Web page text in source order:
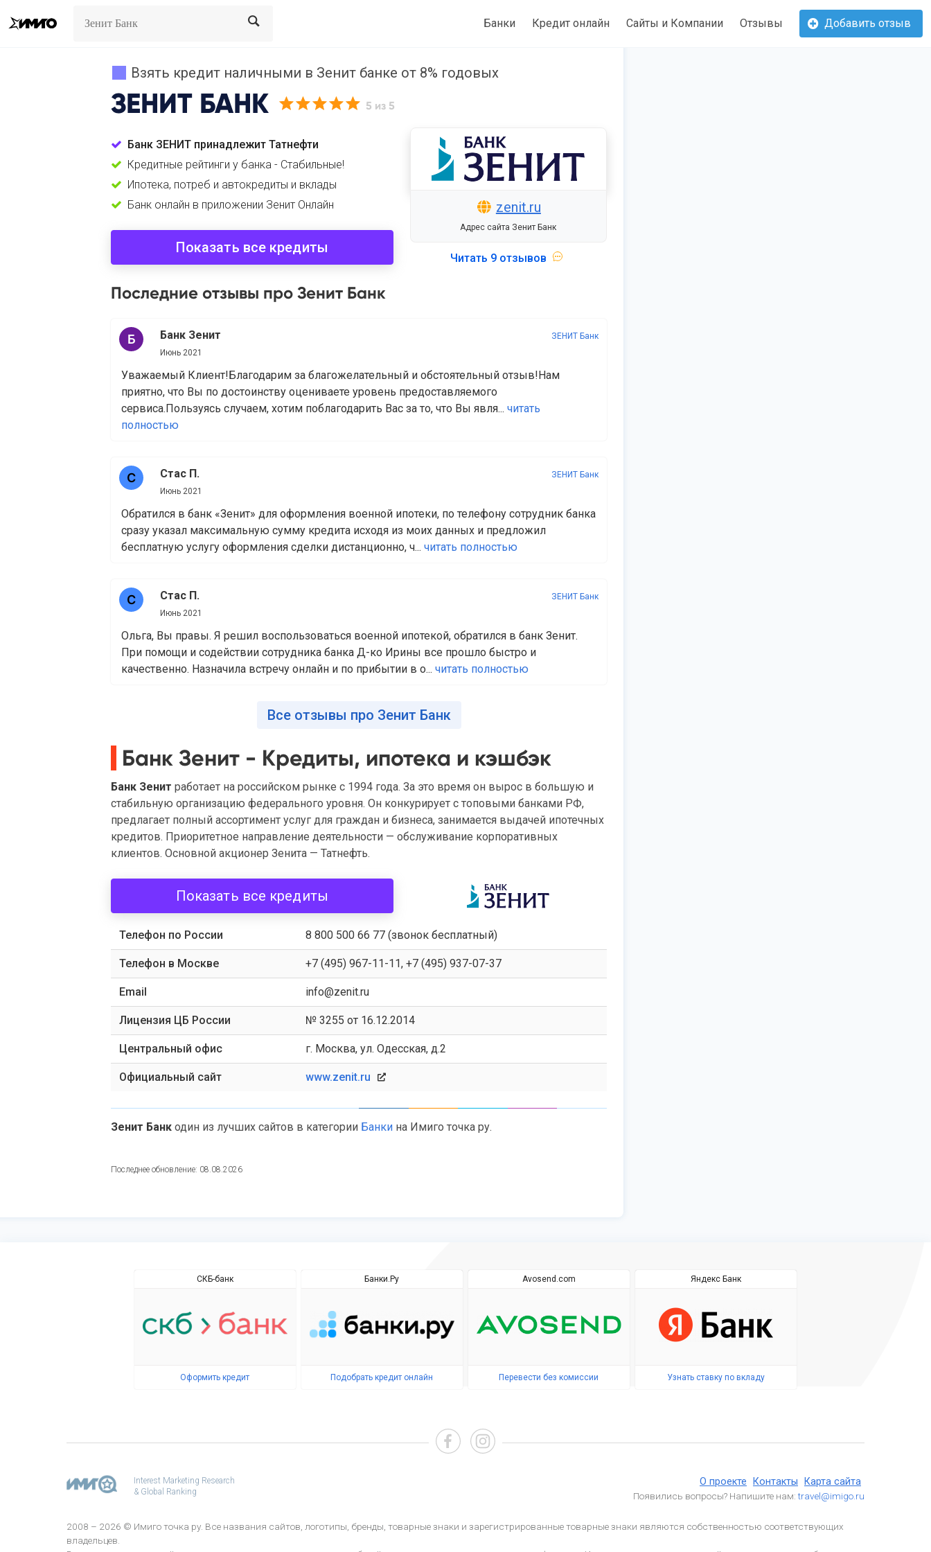
Search Банки Кредит онлайн Сайты и Компании Отзывы Добавить отзыв
Взять кредит наличными в Зенит банке от 8% годовых
ЗЕНИТ БАНК 5 из 5
Банк ЗЕНИТ принадлежит Татнефти
Кредитные рейтинги у банка - Стабильные!
Ипотека, потреб и автокредиты и вклады
Банк онлайн в приложении Зенит Онлайн
Показать все кредиты
zenit.ru
Адрес сайта Зенит Банк
Читать 9 отзывов
Последние отзывы про Зенит Банк
Банк Зенит
Июнь 2021
ЗЕНИТ Банк
Уважаемый Клиент!Благодарим за благожелательный и обстоятельный отзыв!Нам
приятно, что Вы по достоинству оцениваете уровень предоставляемого
сервиса.Пользуясь случаем, хотим поблагодарить Вас за то, что Вы явля... читать
полностью
Стас П.
Июнь 2021
ЗЕНИТ Банк
Обратился в банк «Зенит» для оформления военной ипотеки, по телефону сотрудник банка
сразу указал максимальную сумму кредита исходя из моих данных и предложил
бесплатную услугу оформления сделки дистанционно, ч... читать полностью
Стас П.
Июнь 2021
ЗЕНИТ Банк
Ольга, Вы правы. Я решил воспользоваться военной ипотекой, обратился в банк Зенит.
При помощи и содействии сотрудника банка Д-ко Ирины все прошло быстро и
качественно. Назначила встречу онлайн и по прибытии в о... читать полностью
Все отзывы про Зенит Банк
Банк Зенит - Кредиты, ипотека и кэшбэк
Банк Зенит работает на российском рынке с 1994 года. За это время он вырос в большую и
стабильную организацию федерального уровня. Он конкурирует с топовыми банками РФ,
предлагает полный ассортимент услуг для граждан и бизнеса, занимается выдачей ипотечных
кредитов. Приоритетное направление деятельности — обслуживание корпоративных
клиентов. Основной акционер Зенита — Татнефть.
Показать все кредиты
Телефон по России 8 800 500 66 77 (звонок бесплатный)
Телефон в Москве +7 (495) 967-11-11, +7 (495) 937-07-37
Email info@zenit.ru
Лицензия ЦБ России № 3255 от 16.12.2014
Центральный офис г. Москва, ул. Одесская, д.2
Официальный сайт www.zenit.ru
Зенит Банк один из лучших сайтов в категории Банки на Имиго точка ру.
Последнее обновление: 08.08.2026
СКБ-банк
Оформить кредит
Банки.Ру
Подобрать кредит онлайн
Avosend.com
Перевести без комиссии
Яндекс Банк
Узнать ставку по вкладу
Interest Marketing Research
& Global Ranking
О проекте Контакты Карта сайта
Появились вопросы? Напишите нам:travel@imigo.ru
2008 – 2026 © Имиго точка ру. Все названия сайтов, логотипы, бренды, товарные знаки и зарегистрированные товарные знаки являются собственностью соответствующих
владельцев.